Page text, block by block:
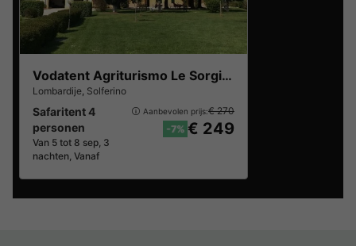
Vodatent Agriturismo Le Sorgive e Le Volpi
Lombardije, Solferino
Safaritent 4
personen
Van 5 tot 8 sep, 3
nachten, Vanaf
Aanbevolen prijs:€ 270
-7% € 249